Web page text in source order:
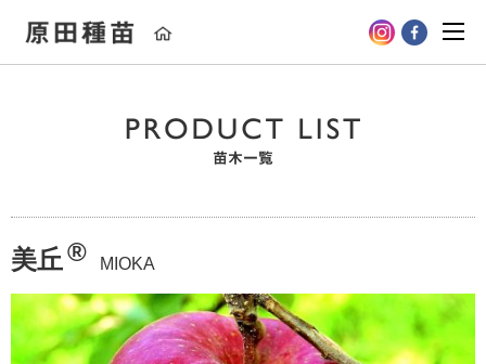
うめ・あんず
くり・ぎんなん
かき
キウイフルーツ・いちじく
ラズベリー・ブラックベリー・カシス
苗木の植え方
美丘® MIOKA